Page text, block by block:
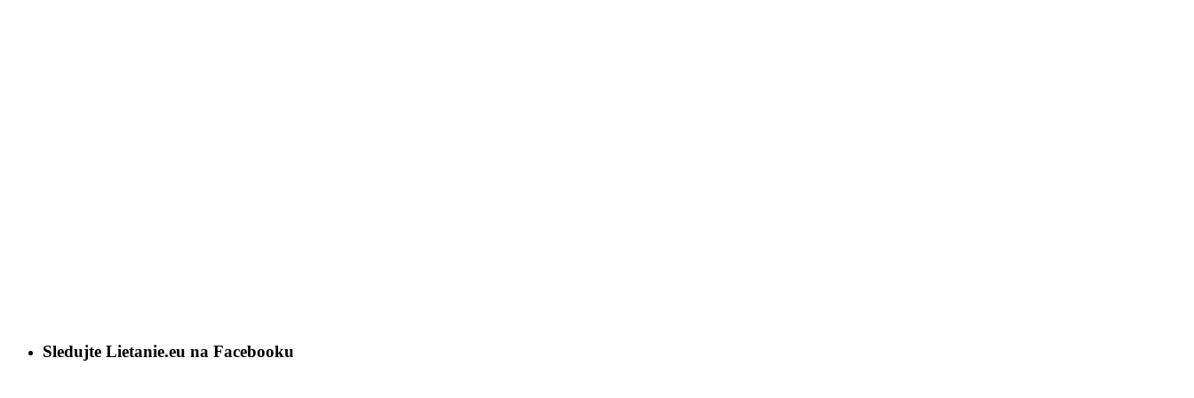
Sledujte Lietanie.eu na Facebooku